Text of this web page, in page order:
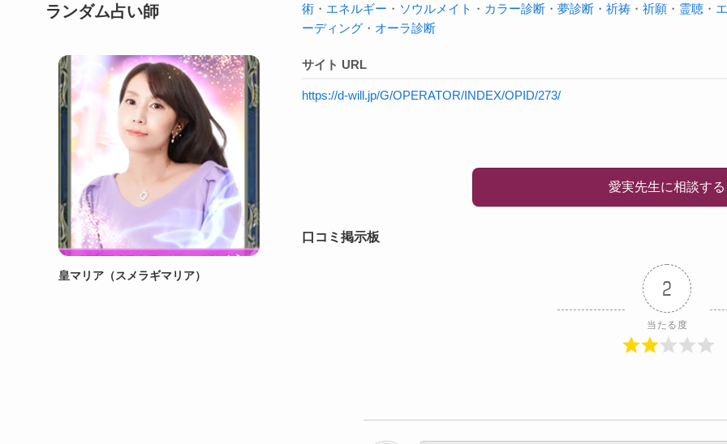
術 ・ エネルギー ・ ソウルメイト ・ カラー診断 ・ 夢診断 ・ 祈祷 ・ 祈願 ・ 霊聴 ・
ーディング ・ オーラ診断
サイト URL
https://d-will.jp/G/OPERATOR/INDEX/OPID/273/
愛実先生に相談する
口コミ掲示板
2
当たる度
ランダム占い師
皇マリア（スメラギマリア）